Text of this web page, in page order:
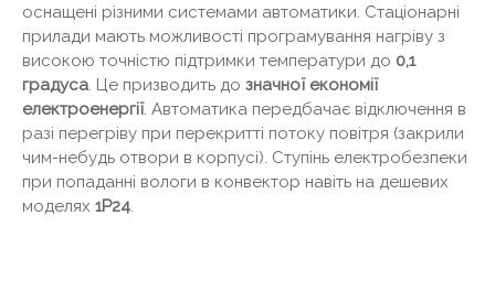
оснащені різними системами автоматики. Стаціонарні
прилади мають можливості програмування нагріву з
високою точністю підтримки температури до 0,1
градуса. Це призводить до значної економії
електроенергії. Автоматика передбачає відключення в
разі перегріву при перекритті потоку повітря (закрили
чим-небудь отвори в корпусі). Ступінь електробезпеки
при попаданні вологи в конвектор навіть на дешевих
моделях 1Р24.